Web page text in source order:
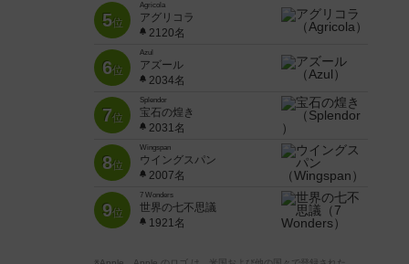
5位
Agricola
アグリコラ
2120名
6位
Azul
アズール
2034名
7位
Splendor
宝石の煌き
2031名
8位
Wingspan
ウイングスパン
2007名
9位
7 Wonders
世界の七不思議
1921名